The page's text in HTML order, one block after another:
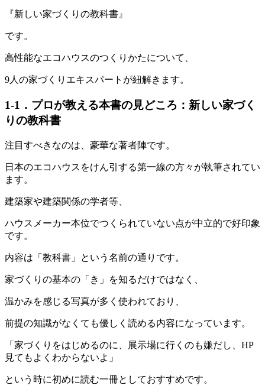
『新しい家づくりの教科書』
です。
高性能なエコハウスのつくりかたについて、
9人の家づくりエキスパートが紐解きます。
1-1．プロが教える本書の見どころ：新しい家づく
りの教科書
注目すべきなのは、豪華な著者陣です。
日本のエコハウスをけん引する第一線の方々が執筆されてい
ます。
建築家や建築関係の学者等、
ハウスメーカー本位でつくられていない点が中立的で好印象
です。
内容は「教科書」という名前の通りです。
家づくりの基本の「き」を知るだけではなく、
温かみを感じる写真が多く使われており、
前提の知識がなくても優しく読める内容になっています。
「家づくりをはじめるのに、展示場に行くのも嫌だし、HP
見てもよくわからないよ」
という時に初めに読む一冊としておすすめです。